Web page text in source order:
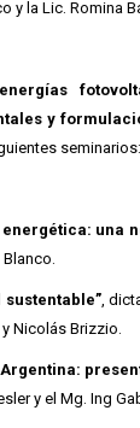
y la Lic. Romina
energías
y
seminarios:
una
,
Nicolás Brizzio.
y el Mg. Ing